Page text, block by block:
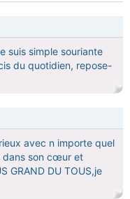
suis simple souriante
du quotidien, repose-
avec n importe quel
dans son cœur et
GRAND DU TOUS,je